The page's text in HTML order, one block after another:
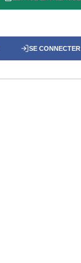
SE CONNECTER